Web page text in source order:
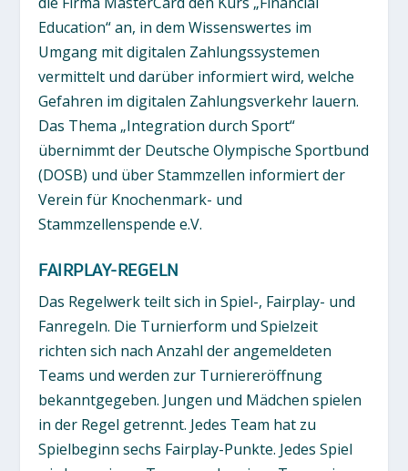
Education“ an, in dem Wissenswertes im
Umgang mit digitalen Zahlungssystemen
vermittelt und darüber informiert wird, welche
Gefahren im digitalen Zahlungsverkehr lauern.
Das Thema „Integration durch Sport“
übernimmt der Deutsche Olympische Sportbund
(DOSB) und über Stammzellen informiert der
Verein für Knochenmark- und
Stammzellenspende e.V.
FAIRPLAY-REGELN
Das Regelwerk teilt sich in Spiel-, Fairplay- und
Fanregeln. Die Turnierform und Spielzeit
richten sich nach Anzahl der angemeldeten
Teams und werden zur Turniereröffnung
bekanntgegeben. Jungen und Mädchen spielen
in der Regel getrennt. Jedes Team hat zu
Spielbeginn sechs Fairplay-Punkte. Jedes Spiel